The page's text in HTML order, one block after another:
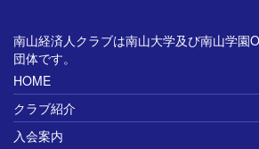
南山経済人クラブは南山大学及び南山学園
団体です。
HOME
クラブ紹介
入会案内